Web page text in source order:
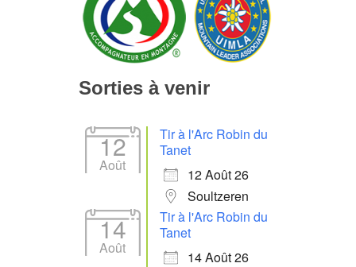
Sorties à venir
12
Août
Tir à l'Arc Robin du
Tanet
12 Août 26
Soultzeren
14
Août
Tir à l'Arc Robin du
Tanet
14 Août 26